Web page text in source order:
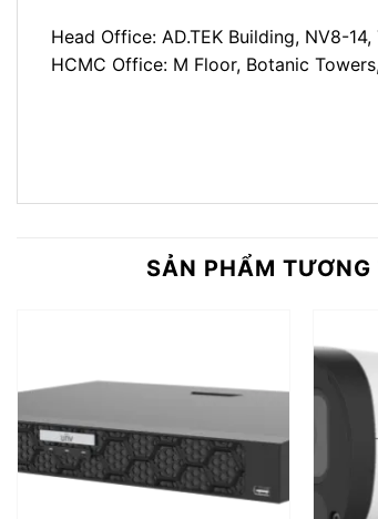
Head Office: AD.TEK Building, NV8-
HCMC Office: M Floor, Botanic
SẢN PHẨM TƯƠNG